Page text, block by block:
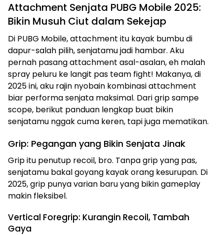
Attachment Senjata PUBG Mobile 2025:
Bikin Musuh Ciut dalam Sekejap
Di PUBG Mobile, attachment itu kayak bumbu di
dapur-salah pilih, senjatamu jadi hambar. Aku
pernah pasang attachment asal-asalan, eh malah
spray peluru ke langit pas team fight! Makanya, di
2025 ini, aku rajin nyobain kombinasi attachment
biar performa senjata maksimal. Dari grip sampe
scope, berikut panduan lengkap buat bikin
senjatamu nggak cuma keren, tapi juga mematikan.
Grip: Pegangan yang Bikin Senjata Jinak
Grip itu penutup recoil, bro. Tanpa grip yang pas,
senjatamu bakal goyang kayak orang kesurupan. Di
2025, grip punya varian baru yang bikin gameplay
makin fleksibel.
Vertical Foregrip: Kurangin Recoil, Tambah
Gaya